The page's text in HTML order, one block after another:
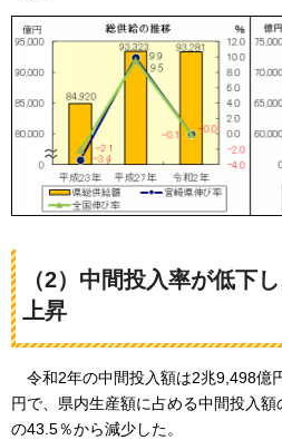
（2）中間投入率が低下
上昇
令和2年の中間投入額は2兆9,498億
円で、県内生産額に占める中間投入
の43.5％から減少した。